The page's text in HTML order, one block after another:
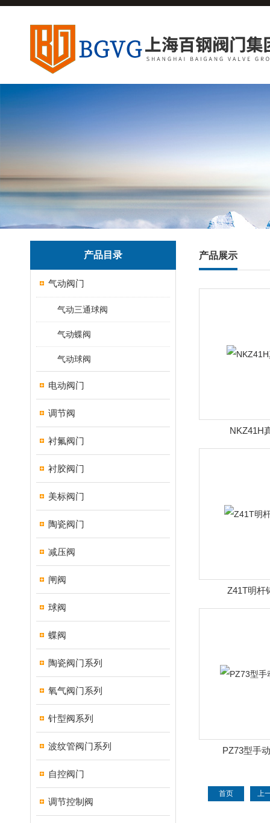
产品目录
气动阀门
气动三通球阀
气动蝶阀
气动球阀
电动阀门
调节阀
衬氟阀门
衬胶阀门
美标阀门
陶瓷阀门
减压阀
闸阀
球阀
蝶阀
陶瓷阀门系列
氧气阀门系列
针型阀系列
波纹管阀门系列
自控阀门
调节控制阀
产品展示
NKZ41H
Z41T明杆
PZ73型手
首页 上